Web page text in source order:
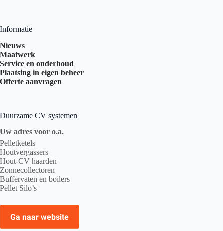
Informatie
Nieuws
Maatwerk
Service en onderhoud
Plaatsing in eigen beheer
Offerte aanvragen
Duurzame CV systemen
Uw adres voor o.a.
Pelletketels
Houtvergassers
Hout-CV haarden
Zonnecollectoren
Buffervaten en boilers
Pellet Silo’s
Ga naar website